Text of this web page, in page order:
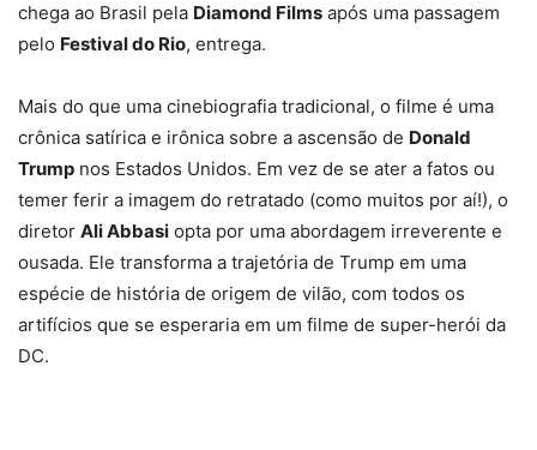
chega ao Brasil pela Diamond Films após uma passagem
pelo Festival do Rio, entrega.
Mais do que uma cinebiografia tradicional, o filme é uma
crônica satírica e irônica sobre a ascensão de Donald
Trump nos Estados Unidos. Em vez de se ater a fatos ou
temer ferir a imagem do retratado (como muitos por aí!), o
diretor Ali Abbasi opta por uma abordagem irreverente e
ousada. Ele transforma a trajetória de Trump em uma
espécie de história de origem de vilão, com todos os
artifícios que se esperaria em um filme de super-herói da
DC.